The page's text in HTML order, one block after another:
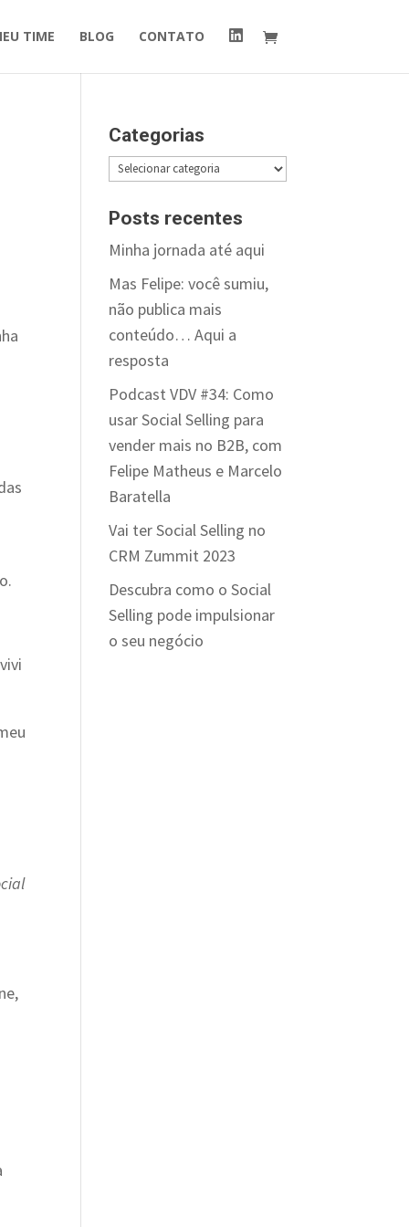
TIME BLOG CONTATO I
t
m
Categorias
Categorias
Posts recentes
Minha jornada até aqui
Mas Felipe: você sumiu,
não publica mais
conteúdo… Aqui a
resposta
Podcast VDV #34: Como
usar Social Selling para
vender mais no B2B, com
Felipe Matheus e Marcelo
Baratella
Vai ter Social Selling no
CRM Zummit 2023
Descubra como o Social
Selling pode impulsionar
o seu negócio